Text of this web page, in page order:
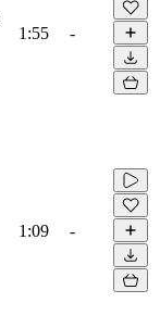
1:55 -
1:09 -